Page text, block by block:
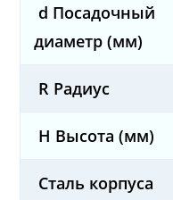
d Посадочный
диаметр (мм)
R Радиус
H Высота (мм)
Сталь корпуса